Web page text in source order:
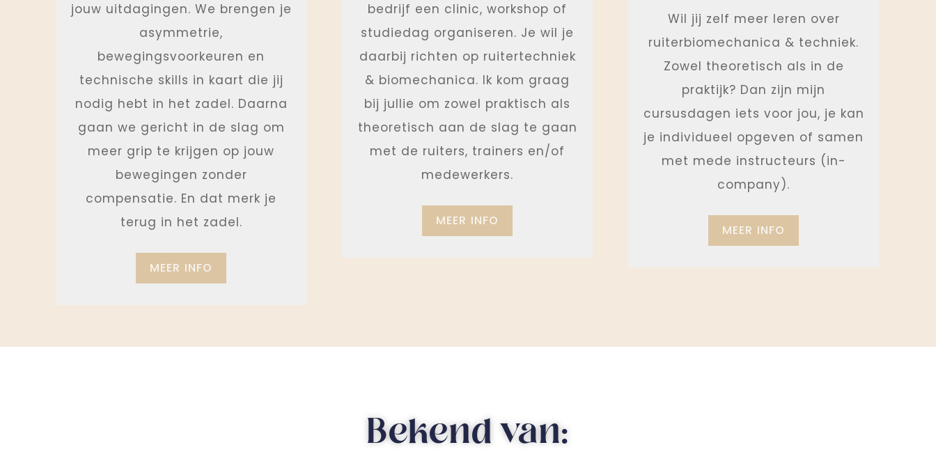
jouw uitdagingen. We brengen je
asymmetrie,
bewegingsvoorkeuren en
technische skills in kaart die jij
nodig hebt in het zadel. Daarna
gaan we gericht in de slag om
meer grip te krijgen op jouw
bewegingen zonder
compensatie. En dat merk je
terug in het zadel.
MEER INFO
bedrijf een clinic, workshop of
studiedag organiseren. Je wil je
daarbij richten op ruitertechniek
& biomechanica. Ik kom graag
bij jullie om zowel praktisch als
theoretisch aan de slag te gaan
met de ruiters, trainers en/of
medewerkers.
MEER INFO
Wil jij zelf meer leren over
ruiterbiomechanica & techniek.
Zowel theoretisch als in de
praktijk? Dan zijn mijn
cursusdagen iets voor jou, je kan
je individueel opgeven of samen
met mede instructeurs (in-
company).
MEER INFO
Bekend van: